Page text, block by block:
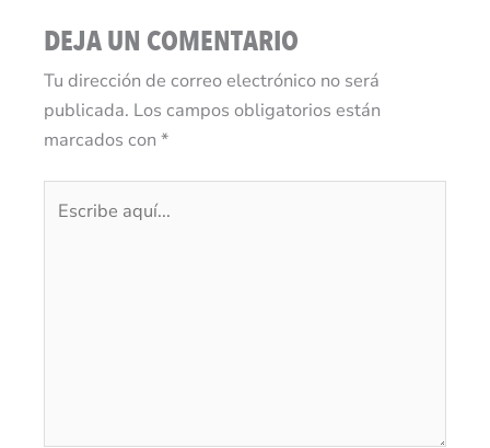
DEJA UN COMENTARIO
Tu dirección de correo electrónico no será
publicada. Los campos obligatorios están
marcados con *
aquí...